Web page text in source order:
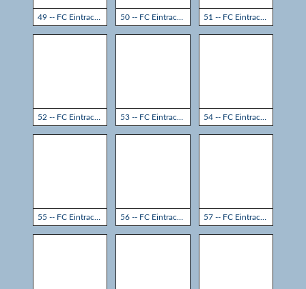
49 -- FC Eintracht Rheine - TSG Sprockhövel 3:3 50 -- FC Eintracht Rheine - TSG Sprockhövel 3:3 51 -- FC Eintracht Rheine - TSG Sprockhövel 3:3
52 -- FC Eintracht Rheine - TSG Sprockhövel 3:3 53 -- FC Eintracht Rheine - TSG Sprockhövel 3:3 54 -- FC Eintracht Rheine - TSG Sprockhövel 3:3
55 -- FC Eintracht Rheine - TSG Sprockhövel 3:3 56 -- FC Eintracht Rheine - TSG Sprockhövel 3:3 57 -- FC Eintracht Rheine - TSG Sprockhövel 3:3